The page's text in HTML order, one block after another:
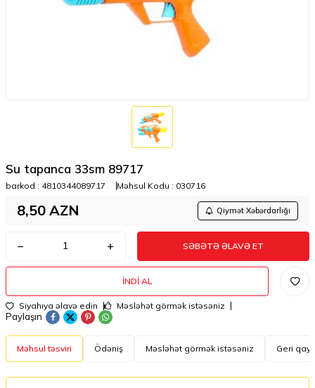
Su tapanca 33sm 89717
barkod : 4810344089717 Məhsul Kodu : 030716
8,50 AZN Qiymət Xəbərdarlığı
SƏBƏTƏ ƏLAVƏ ET
İNDI AL
Siyahıya əlavə edin Məsləhət görmək istəsəniz
Paylaşın
Məhsul təsviri Ödəniş Məsləhət görmək istəsəniz Geri